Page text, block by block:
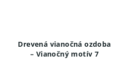
Drevená vianočná ozdoba
– Vianočný motív 7